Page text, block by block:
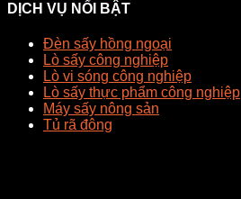
DỊCH VỤ NỔI BẬT
Đèn sấy hồng ngoại
Lò sấy công nghiệp
Lò vi sóng công nghiệp
Lò sấy thực phẩm công nghiệp
Máy sấy nông sản
Tủ rã đông